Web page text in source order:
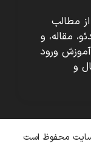
مطالب
مقاله، و
ورود
و
محفوظ است